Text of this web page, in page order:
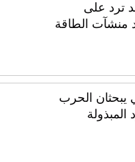
ترد على
منشآت الطاقة
يبحثان الحرب
المبذولة